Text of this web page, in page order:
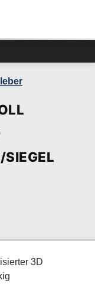
0 Positionen. Der